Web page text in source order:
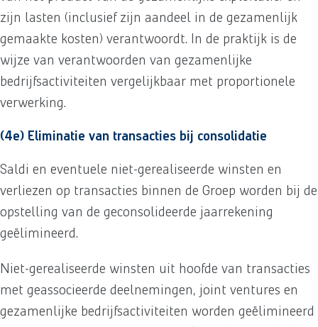
zijn lasten (inclusief zijn aandeel in de gezamenlijk
gemaakte kosten) verantwoordt. In de praktijk is de
wijze van verantwoorden van gezamenlijke
bedrijfsactiviteiten vergelijkbaar met proportionele
verwerking.
(4e) Eliminatie van transacties bij consolidatie
Saldi en eventuele niet-gerealiseerde winsten en
verliezen op transacties binnen de Groep worden bij de
opstelling van de geconsolideerde jaarrekening
geëlimineerd.
Niet-gerealiseerde winsten uit hoofde van transacties
met geassocieerde deelnemingen, joint ventures en
gezamenlijke bedrijfsactiviteiten worden geëlimineerd